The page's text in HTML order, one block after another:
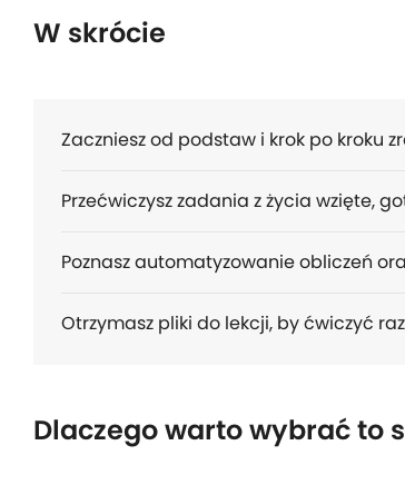
W skrócie
Zaczniesz od podstaw i krok po kroku
Przećwiczysz zadania z życia wzięte,
Poznasz automatyzowanie obliczeń
Otrzymasz pliki do lekcji, by ćwiczyć
Dlaczego warto wybrać to